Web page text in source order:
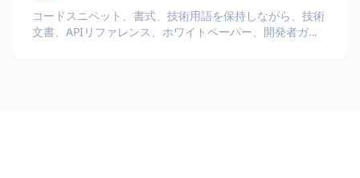
コードスニペット、書式、技術用語を保持しながら、技術
文書、APIリファレンス、ホワイトペーパー、開発者ガイ